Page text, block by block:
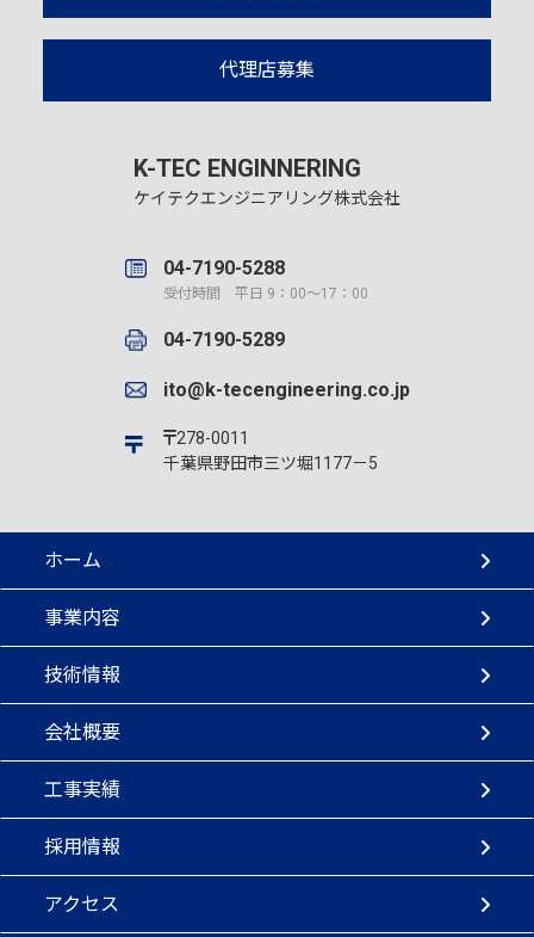
04-7190-5288
受付時間 平日 9：00～17：00
04-7190-5289
ito@k-tecengineering.co.jp
278-0011
千葉県野田市三ツ堀1177－5
K-TEC ENGINNERING
ケイテクエンジニアリング株式会社
代理店募集
ホーム
事業内容
技術情報
会社概要
工事実績
採用情報
アクセス